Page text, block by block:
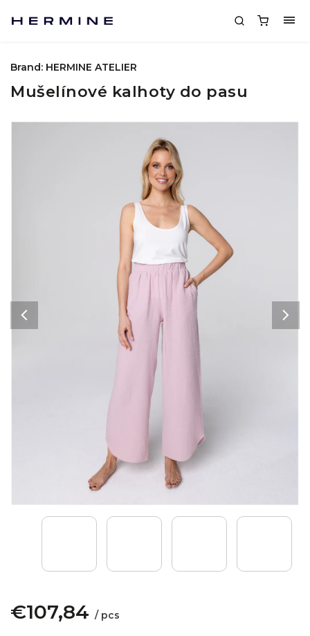
Mušelínové kalhoty do pasu
€107,84 / pcs
Brand: HERMINE ATELIER